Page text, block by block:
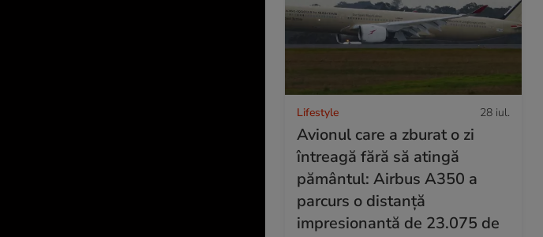
Lifestyle 28 iul.
Avionul care a zburat o zi
întreagă fără să atingă
pământul: Airbus A350 a
parcurs o distanță
impresionantă de 23.075 de